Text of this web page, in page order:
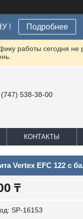
! Подробнее
работы сегодня
538-38-00
КОНТАКТЫ
Vertex EFС 122 с
₸
SP-16153